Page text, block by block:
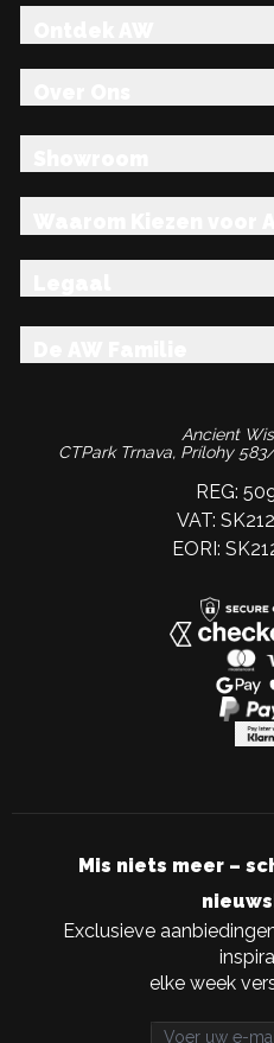
Ancient
CTPark Trnava, Prílohy
REG:
VAT:
EORI:
Mis niets meer –
Exclusieve
elke week
Email address